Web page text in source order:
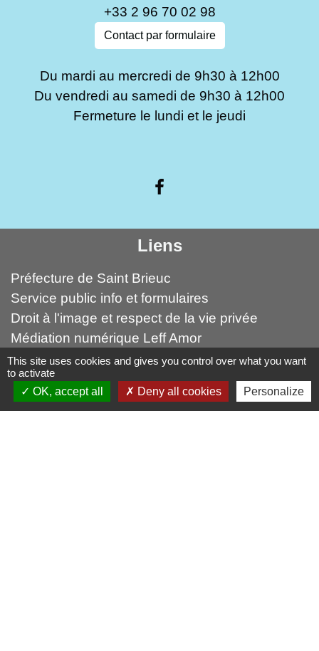
+33 2 96 70 02 98
Contact par formulaire
Du mardi au mercredi de 9h30 à 12h00
Du vendredi au samedi de 9h30 à 12h00
Fermeture le lundi et le jeudi
Liens
Préfecture de Saint Brieuc
Service public info et formulaires
Droit à l'image et respect de la vie privée
Médiation numérique Leff Amor
Forum citoyen Leff Armor
autres liens
This site uses cookies and gives you control over what you want
to activate
OK, accept all
Deny all cookies Personalize